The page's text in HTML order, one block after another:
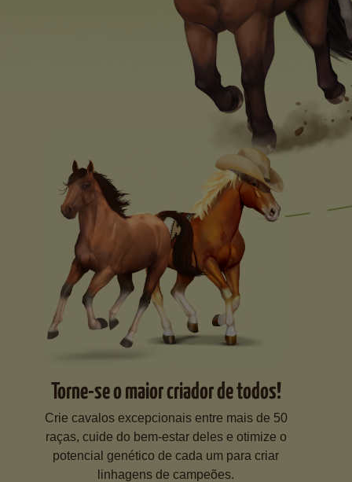
Torne-se o maior criador de todos!
Crie cavalos excepcionais entre mais de 50
raças, cuide do bem-estar deles e otimize o
potencial genético de cada um para criar
linhagens de campeões.